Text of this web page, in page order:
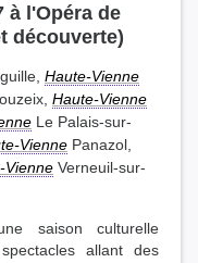
à l'Opéra de
découverte)
Haute-Vienne
Haute-Vienne
Le Palais-sur-
Vienne Panazol,
Vienne Verneuil-sur-
saison culturelle
allant des